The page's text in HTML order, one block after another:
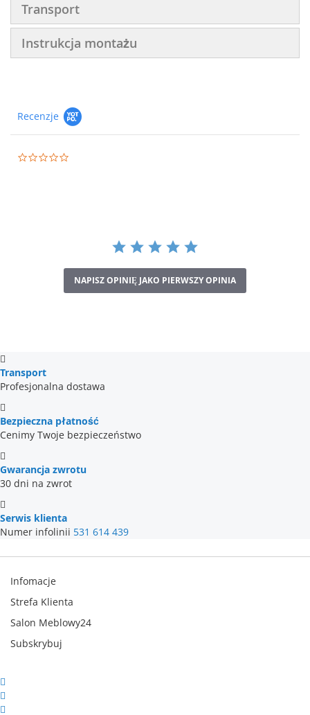
Transport
Instrukcja montażu
Recenzje
NAPISZ OPINIĘ JAKO PIERWSZY OPINIA
Transport
Profesjonalna dostawa
Bezpieczna płatność
Cenimy Twoje bezpieczeństwo
Gwarancja zwrotu
30 dni na zwrot
Serwis klienta
Numer infolinii 531 614 439
Infomacje
Strefa Klienta
Salon Meblowy24
Subskrybuj